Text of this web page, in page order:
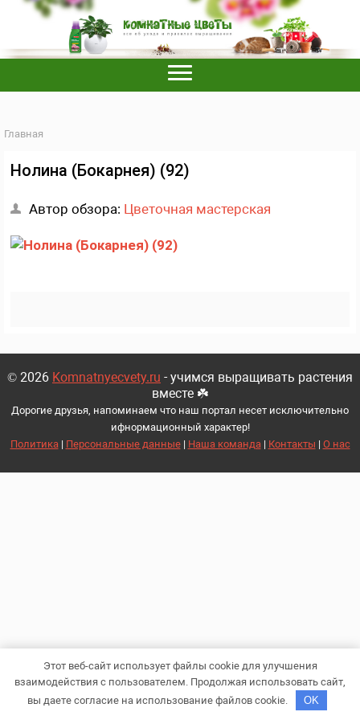
Главная
Нолина (Бокарнея) (92)
Автор обзора: Цветочная мастерская
© 2026 Komnatnyecvety.ru - учимся выращивать растения
вместе ☘️
Дорогие друзья, напоминаем что наш портал несет исключительно
ифнормационный характер!
Политика| Персональные данные| Наша команда| Контакты | О нас
Этот веб-сайт использует файлы cookie для улучшения
взаимодействия с пользователем. Продолжая использовать сайт,
вы даете согласие на использование файлов cookie.
OK